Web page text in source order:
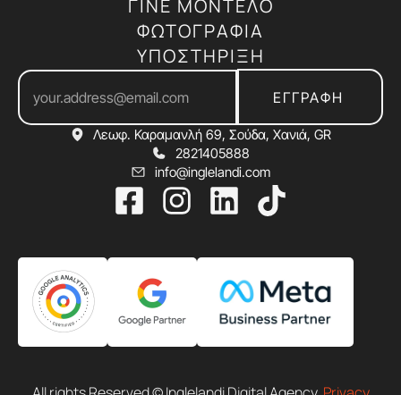
ΓΙΝΕ ΜΟΝΤΕΛΟ
ΦΩΤΟΓΡΑΦΙΑ
ΥΠΟΣΤΗΡΙΞΗ
ΕΓΓΡΑΦΗ
Λεωφ. Καραμανλή 69, Σούδα, Χανιά, GR
2821405888
info@inglelandi.com